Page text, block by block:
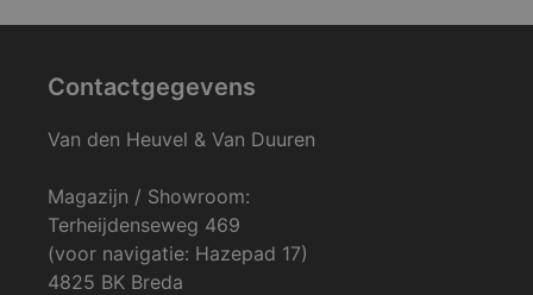
Contactgegevens
Van den Heuvel & Van Duuren
Magazijn / Showroom:
Terheijdenseweg 469
(voor navigatie: Hazepad 17)
4825 BK Breda